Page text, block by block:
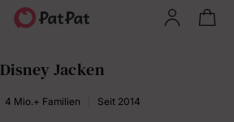
Disney Jacken
4 Mio.+ Familien Seit 2014